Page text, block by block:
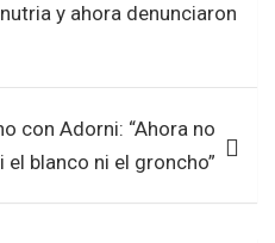
y ahora denunciaron
con Adorni: “Ahora no
el blanco ni el groncho”